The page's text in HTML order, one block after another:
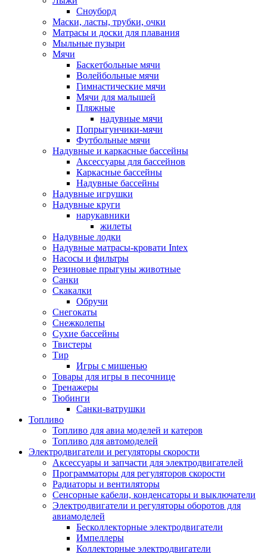
Сноуборд
Маски, ласты, трубки, очки
Матрасы и доски для плавания
Мыльные пузыри
Мячи
Баскетбольные мячи
Волейбольные мячи
Гимнастические мячи
Мячи для малышей
Пляжные
надувные мячи
Попрыгунчики-мячи
Футбольные мячи
Надувные и каркасные бассейны
Аксессуары для бассейнов
Каркасные бассейны
Надувные бассейны
Надувные игрушки
Надувные круги
нарукавники
жилеты
Надувные лодки
Надувные матрасы-кровати Intex
Насосы и фильтры
Резиновые прыгуны животные
Санки
Скакалки
Обручи
Снегокаты
Снежколепы
Сухие бассейны
Твистеры
Тир
Игры с мишенью
Товары для игры в песочнице
Тренажеры
Тюбинги
Санки-ватрушки
Топливо
Топливо для авиа моделей и катеров
Топливо для автомоделей
Электродвигатели и регуляторы скорости
Аксессуары и запчасти для электродвигателей
Программаторы для регуляторов скорости
Радиаторы и вентиляторы
Сенсорные кабели, конденсаторы и выключатели
Электродвигатели и регуляторы оборотов для
авиамоделей
Бесколлекторные электродвигатели
Импеллеры
Коллекторные электродвигатели